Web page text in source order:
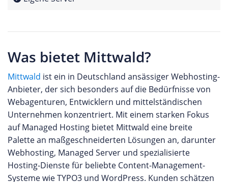
Was bietet Mittwald?
Mittwald ist ein in Deutschland ansässiger Webhosting-
Anbieter, der sich besonders auf die Bedürfnisse von
Webagenturen, Entwicklern und mittelständischen
Unternehmen konzentriert. Mit einem starken Fokus
auf Managed Hosting bietet Mittwald eine breite
Palette an maßgeschneiderten Lösungen an, darunter
Webhosting, Managed Server und spezialisierte
Hosting-Dienste für beliebte Content-Management-
Systeme wie TYPO3 und WordPress. Kunden schätzen